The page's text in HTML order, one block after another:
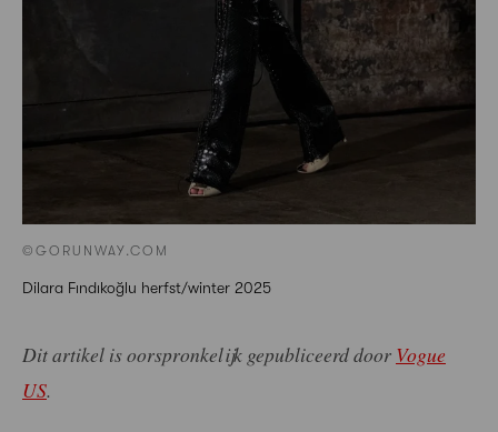
©GORUNWAY.COM
Dilara Fındıkoğlu herfst/winter 2025
Dit artikel is oorspronkelijk gepubliceerd door Vogue
US.